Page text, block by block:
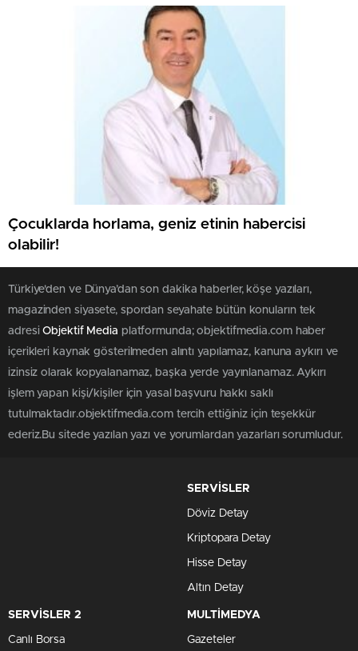
Çocuklarda horlama, geniz etinin habercisi
olabilir!
Türkiye'den ve Dünya’dan son dakika haberler, köşe yazıları,
magazinden siyasete, spordan seyahate bütün konuların tek
adresiObjektif Media platformunda; objektifmedia.com haber
içerikleri kaynak gösterilmeden alıntı yapılamaz, kanuna aykırı ve
izinsiz olarak kopyalanamaz, başka yerde yayınlanamaz. Aykırı
işlem yapan kişi/kişiler için yasal başvuru hakkı saklı
tutulmaktadır.objektifmedia.com tercih ettiğiniz için teşekkür
ederiz.Bu sitede yazılan yazı ve yorumlardan yazarları sorumludur.
SERVİSLER
Döviz Detay
Kriptopara Detay
Hisse Detay
Altın Detay
SERVİSLER 2
Canlı Borsa
MULTİMEDYA
Gazeteler